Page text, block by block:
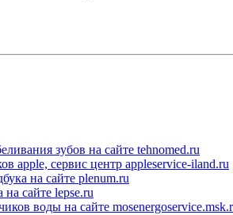
зубов на сайте tehnomed.ru
apple, сервис центр appleservice-iland.ru
на сайте plenum.ru
сайте lepse.ru
воды на сайте